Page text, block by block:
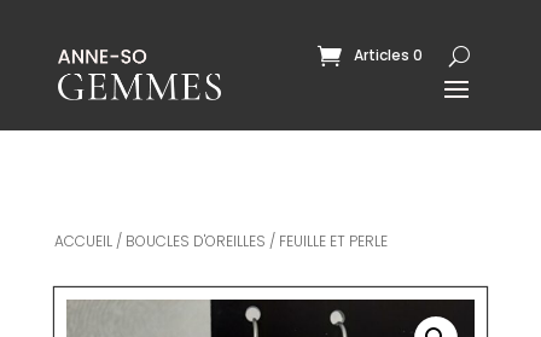
Articles 0
ACCUEIL/ BOUCLES D'OREILLES / FEUILLE ET PERLE